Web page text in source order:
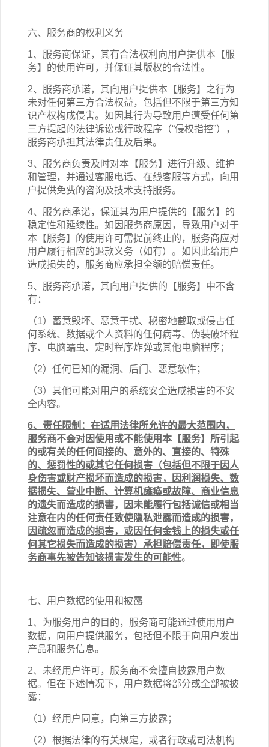
六、服务商的权利义务
1、服务商保证，其有合法权利向用户提供本【服
务】的使用许可，并保证其版权的合法性。
2、服务商承诺，其向用户提供本【服务】之行为
未对任何第三方合法权益，包括但不限于第三方知
识产权构成侵害。如因其行为导致用户遭受任何第
三方提起的法律诉讼或行政程序（“侵权指控”），
服务商承担其法律责任及后果。
3、服务商负责及时对本【服务】进行升级、维护
和管理，并通过客服电话、在线客服等方式，向用
户提供免费的咨询及技术支持服务。
4、服务商承诺，保证其为用户提供的【服务】的
稳定性和延续性。如因服务商原因，导致用户对于
本【服务】的使用许可需提前终止的，服务商应对
用户履行相应的退款义务（如有）。如因此给用户
造成损失的，服务商应承担全额的赔偿责任。
5、服务商承诺，其向用户提供的【服务】中不含
有：
（1）蓄意毁坏、恶意干扰、秘密地截取或侵占任
何系统、数据或个人资料的任何病毒、伪装破坏程
序、电脑蠕虫、定时程序炸弹或其他电脑程序；
（2）任何已知的漏洞、后门、恶意软件；
（3）其他可能对用户的系统安全造成损害的不安
全内容。
6、责任限制：在适用法律所允许的最大范围内，
服务商不会对因使用或不能使用本【服务】所引起
的或有关的任何间接的、意外的、直接的、特殊
的、惩罚性的或其它任何损害（包括但不限于因人
身伤害或财产损坏而造成的损害，因利润损失、数
据损失、营业中断、计算机瘫痪或故障、商业信息
的遗失而造成的损害，因未能履行包括诚信或相当
注意在内的任何责任致使隐私泄露而造成的损害，
因疏忽而造成的损害，或因任何金钱上的损失或任
何其它损失而造成的损害）承担赔偿责任，即使服
务商事先被告知该损害发生的可能性。
七、用户数据的使用和披露
1、为服务用户的目的，服务商可能通过使用用户
数据，向用户提供服务，包括但不限于向用户发出
产品和服务信息。
2、未经用户许可，服务商不会擅自披露用户数
据。但在下述情况下，用户数据将部分或全部被披
露：
（1）经用户同意，向第三方披露；
（2）根据法律的有关规定，或者行政或司法机构